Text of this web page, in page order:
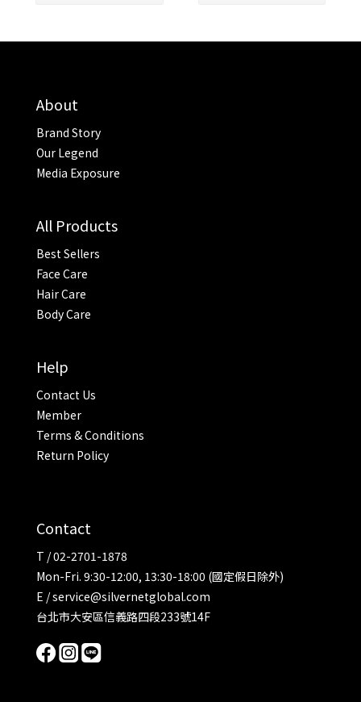
About
Brand Story
Our Legend
Media Exposure
All Products
Best Sellers
Face Care
Hair Care
Body Care
Help
Contact Us
Member
Terms & Conditions
Return Policy
Contact
T / 02-2701-1878
Mon-Fri. 9:30-12:00, 13:30-18:00 (國定假日除外)
E / service@silvernetglobal.com
台北市大安區信義路四段233號14F